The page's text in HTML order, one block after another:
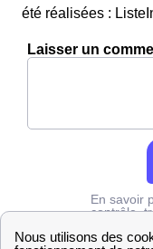
été réalisées :
Laisser un
En savoir
contrôle,